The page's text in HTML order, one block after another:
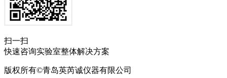
扫一扫
快速咨询实验室整体解决方案
版权所有©青岛英芮诚仪器有限公司